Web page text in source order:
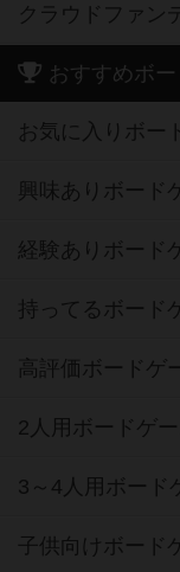
クラウドファン
おすすめボ
お気に入りボー
興味ありボード
経験ありボード
持ってるボード
高評価ボードゲ
2人用ボードゲ
3～4人用ボード
子供向けボード